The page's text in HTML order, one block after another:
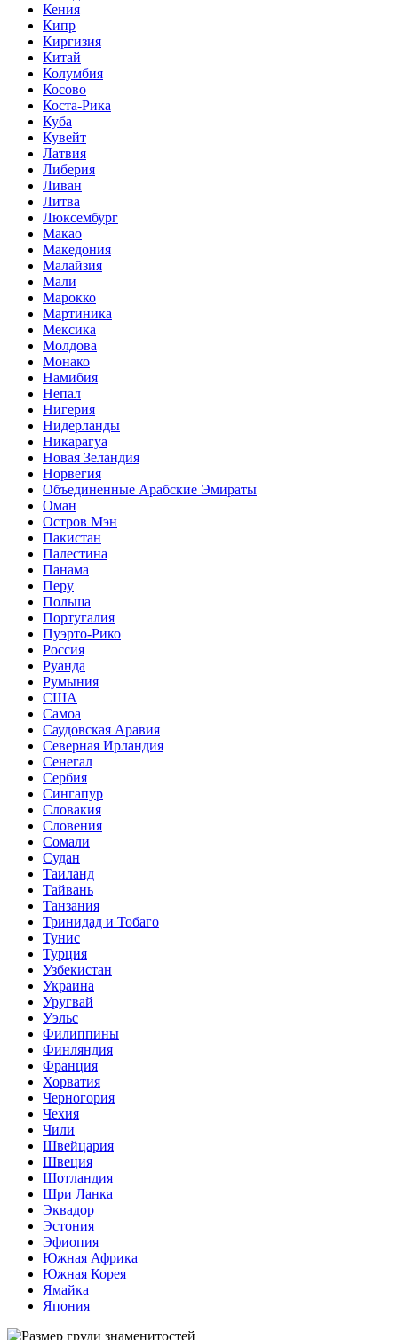
Кения
Кипр
Киргизия
Китай
Колумбия
Косово
Коста-Рика
Куба
Кувейт
Латвия
Либерия
Ливан
Литва
Люксембург
Макао
Македония
Малайзия
Мали
Марокко
Мартиника
Мексика
Молдова
Монако
Намибия
Непал
Нигерия
Нидерланды
Никарагуа
Новая Зеландия
Норвегия
Объединенные Арабские Эмираты
Оман
Остров Мэн
Пакистан
Палестина
Панама
Перу
Польша
Португалия
Пуэрто-Рико
Россия
Руанда
Румыния
США
Самоа
Саудовская Аравия
Северная Ирландия
Сенегал
Сербия
Сингапур
Словакия
Словения
Сомали
Судан
Таиланд
Тайвань
Танзания
Тринидад и Тобаго
Тунис
Турция
Узбекистан
Украина
Уругвай
Уэльс
Филиппины
Финляндия
Франция
Хорватия
Черногория
Чехия
Чили
Швейцария
Швеция
Шотландия
Шри Ланка
Эквадор
Эстония
Эфиопия
Южная Африка
Южная Корея
Ямайка
Япония